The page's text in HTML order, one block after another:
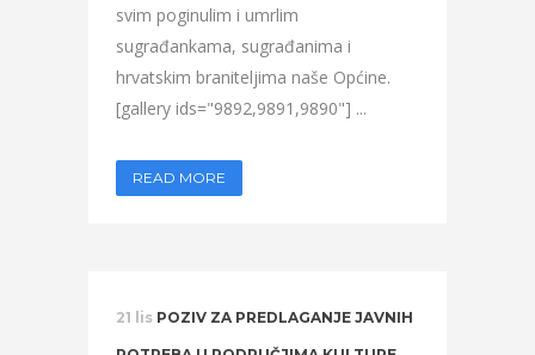
svim poginulim i umrlim
sugrađankama, sugrađanima i
hrvatskim braniteljima naše Općine.
[gallery ids="9892,9891,9890"] ...
READ MORE
21 lis POZIV ZA PREDLAGANJE JAVNIH